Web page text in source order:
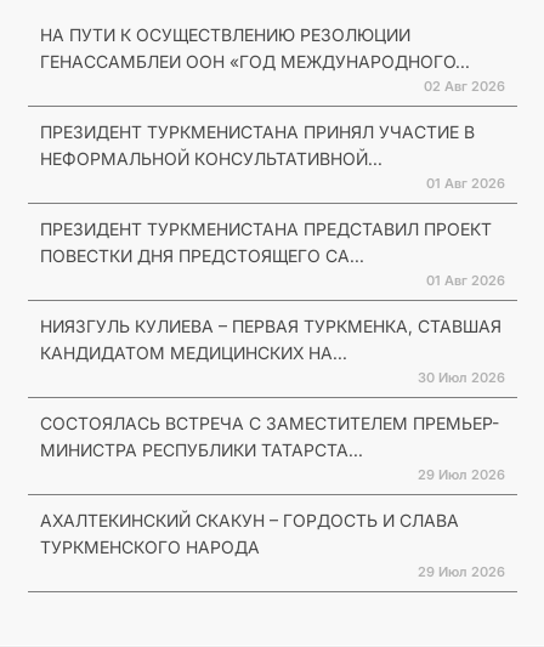
НА ПУТИ К ОСУЩЕСТВЛЕНИЮ РЕЗОЛЮЦИИ
ГЕНАССАМБЛЕИ ООН «ГОД МЕЖДУНАРОДНОГО...
02 Авг 2026
ПРЕЗИДЕНТ ТУРКМЕНИСТАНА ПРИНЯЛ УЧАСТИЕ В
НЕФОРМАЛЬНОЙ КОНСУЛЬТАТИВНОЙ...
01 Авг 2026
ПРЕЗИДЕНТ ТУРКМЕНИСТАНА ПРЕДСТАВИЛ ПРОЕКТ
ПОВЕСТКИ ДНЯ ПРЕДСТОЯЩЕГО СА...
01 Авг 2026
НИЯЗГУЛЬ КУЛИЕВА – ПЕРВАЯ ТУРКМЕНКА, СТАВШАЯ
КАНДИДАТОМ МЕДИЦИНСКИХ НА...
30 Июл 2026
СОСТОЯЛАСЬ ВСТРЕЧА С ЗАМЕСТИТЕЛЕМ ПРЕМЬЕР-
МИНИСТРА РЕСПУБЛИКИ ТАТАРСТА...
29 Июл 2026
АХАЛТЕКИНСКИЙ СКАКУН – ГОРДОСТЬ И СЛАВА
ТУРКМЕНСКОГО НАРОДА
29 Июл 2026